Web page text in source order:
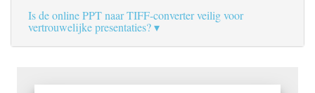
Is de online PPT naar TIFF-converter veilig voor
vertrouwelijke presentaties?